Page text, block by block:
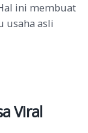
ini membuat
usaha asli
Viral